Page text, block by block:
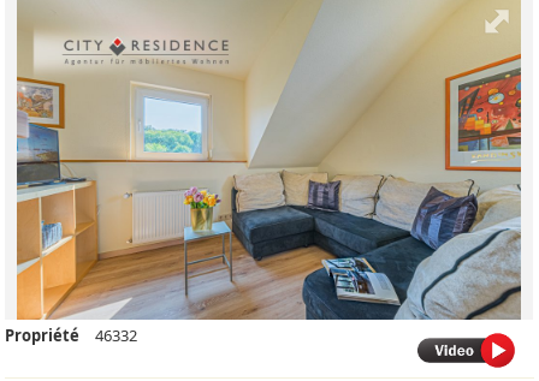
Propriété 46332